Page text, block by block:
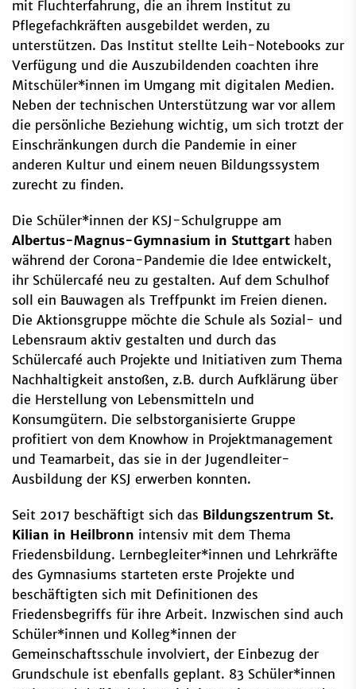
mit Fluchterfahrung, die an ihrem Institut zu
Pflegefachkräften ausgebildet werden, zu
unterstützen. Das Institut stellte Leih-Notebooks zur
Verfügung und die Auszubildenden coachten ihre
Mitschüler*innen im Umgang mit digitalen Medien.
Neben der technischen Unterstützung war vor allem
die persönliche Beziehung wichtig, um sich trotzt der
Einschränkungen durch die Pandemie in einer
anderen Kultur und einem neuen Bildungssystem
zurecht zu finden.
Die Schüler*innen der KSJ-Schulgruppe am
Albertus-Magnus-Gymnasium in Stuttgart haben
während der Corona-Pandemie die Idee entwickelt,
ihr Schülercafé neu zu gestalten. Auf dem Schulhof
soll ein Bauwagen als Treffpunkt im Freien dienen.
Die Aktionsgruppe möchte die Schule als Sozial- und
Lebensraum aktiv gestalten und durch das
Schülercafé auch Projekte und Initiativen zum Thema
Nachhaltigkeit anstoßen, z.B. durch Aufklärung über
die Herstellung von Lebensmitteln und
Konsumgütern. Die selbstorganisierte Gruppe
profitiert von dem Knowhow in Projektmanagement
und Teamarbeit, das sie in der Jugendleiter-
Ausbildung der KSJ erwerben konnten.
Seit 2017 beschäftigt sich das Bildungszentrum St.
Kilian in Heilbronn intensiv mit dem Thema
Friedensbildung. Lernbegleiter*innen und Lehrkräfte
des Gymnasiums starteten erste Projekte und
beschäftigten sich mit Definitionen des
Friedensbegriffs für ihre Arbeit. Inzwischen sind auch
Schüler*innen und Kolleg*innen der
Gemeinschaftsschule involviert, der Einbezug der
Grundschule ist ebenfalls geplant. 83 Schüler*innen